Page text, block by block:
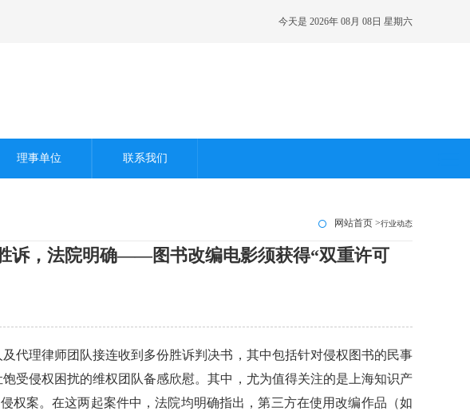
今天是 2026年 08月 08日 星期六
理事单位 联系我们
网站首页 >行业动态
诉，法院明确——图书改编电影须获得“双重许可
理律师团队接连收到多份胜诉判决书，其中包括针对侵权图书的民事
受侵权困扰的维权团队备感欣慰。其中，尤为值得关注的是上海知识产
权案。在这两起案件中，法院均明确指出，第三方在使用改编作品（如